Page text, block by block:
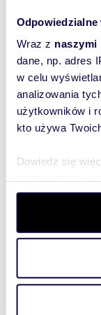
Wraz z naszymi
dane, np. adres
w celu
analizowania
użytkowników i
kto używa
Dowiedz się
szczegółów. W
wycofać swoją
aby oferować
witrynie.
analitycznym.